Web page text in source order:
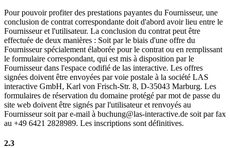
Pour pouvoir profiter des prestations payantes du Fournisseur, une
conclusion de contrat correspondante doit d'abord avoir lieu entre le
Fournisseur et l'utilisateur. La conclusion du contrat peut être
effectuée de deux manières : Soit par le biais d'une offre du
Fournisseur spécialement élaborée pour le contrat ou en remplissant
le formulaire correspondant, qui est mis à disposition par le
Fournisseur dans l'espace codifié de las interactive. Les offres
signées doivent être envoyées par voie postale à la société LAS
interactive GmbH, Karl von Frisch-Str. 8, D-35043 Marburg. Les
formulaires de réservation du domaine protégé par mot de passe du
site web doivent être signés par l'utilisateur et renvoyés au
Fournisseur soit par e-mail à buchung@las-interactive.de soit par fax
au +49 6421 2828989. Les inscriptions sont définitives.
2.3